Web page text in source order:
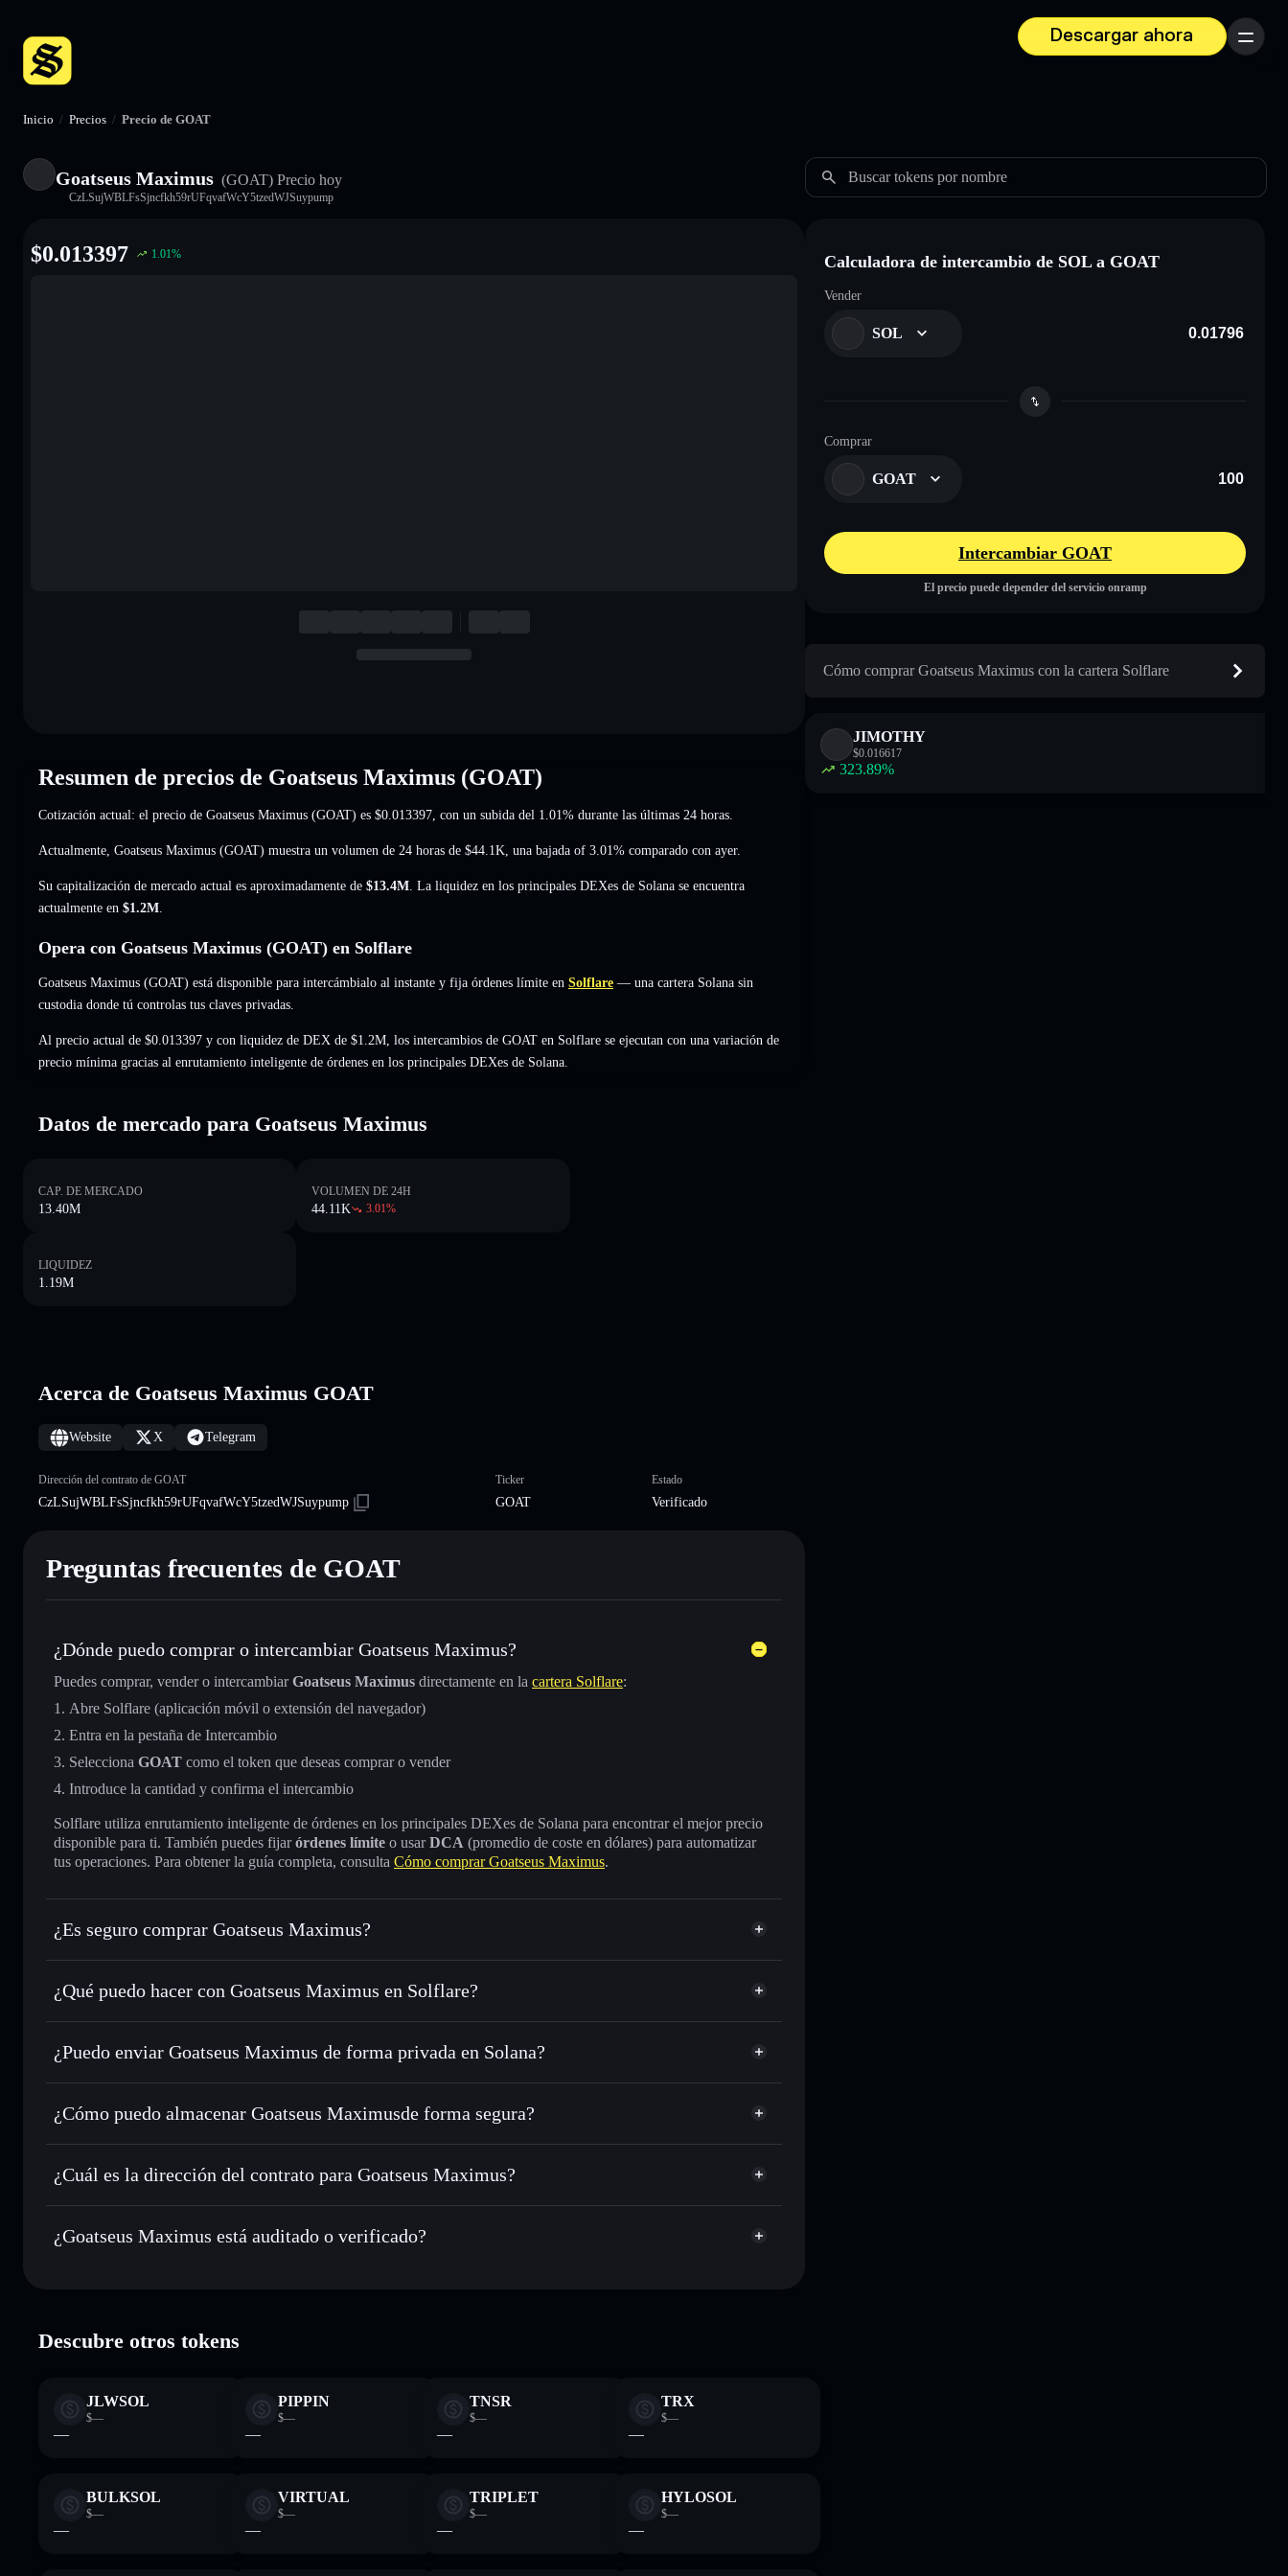
Descargar ahora
Menú
Inicio / Precios / Precio de GOAT
Goatseus Maximus (GOAT) Precio hoy
CzLSujWBLFsSjncfkh59rUFqvafWcY5tzedWJSuypump
Buscar tokens por nombre
$0.013397 1.01%
Resumen de precios de Goatseus Maximus (GOAT)
Cotización actual: el precio de Goatseus Maximus (GOAT) es $0.013397 , con un subida del 1.01% durante las últimas 24 horas.
Actualmente, Goatseus Maximus (GOAT) muestra un volumen de 24 horas de $44.1K una bajada of 3.01% comparado con ayer.
Su capitalización de mercado actual es aproximadamente de $13.4M . La liquidez en los principales DEXes de Solana se encuentra
actualmente en $1.2M
Opera con Goatseus Maximus (GOAT) en Solflare
Goatseus Maximus (GOAT) está disponible para intercámbialo al instante y fija órdenes límite en Solflare — una cartera Solana sin
custodia donde tú controlas tus claves privadas.
Al precio actual de $0.013397 y con liquidez de DEX de $1.2M, los intercambios de GOAT en Solflare se ejecutan con una variación de
precio mínima gracias al enrutamiento inteligente de órdenes en los principales DEXes de Solana.
Datos de mercado para Goatseus Maximus
CAP. DE MERCADO
13.40M
VOLUMEN DE 24H
44.11K 3.01%
LIQUIDEZ
1.19M
Acerca de Goatseus Maximus GOAT
Website X Telegram
Dirección del contrato de GOAT
CzLSujWBLFsSjncfkh59rUFqvafWcY5tzedWJSuypump
Ticker
GOAT
Estado
Verificado
Preguntas frecuentes de GOAT
¿Dónde puedo comprar o intercambiar Goatseus Maximus?
Puedes comprar, vender o intercambiarGoatseus Maximus directamente en la cartera Solflare:
Abre Solflare (aplicación móvil o extensión del navegador)
Entra en la pestaña de Intercambio
Selecciona GOAT como el token que deseas comprar o vender
Introduce la cantidad y confirma el intercambio
Solflare utiliza enrutamiento inteligente de órdenes en los principales DEXes de Solana para encontrar el mejor precio
disponible para ti. También puedes fijarórdenes límite o usarDCA (promedio de coste en dólares) para automatizar
tus operaciones. Para obtener la guía completa, consulta Cómo comprar Goatseus Maximus.
¿Es seguro comprar Goatseus Maximus?
Goatseus Maximus token verificado
¿Qué puedo hacer con Goatseus Maximus en Solflare?
Goatseus Maximus
cartera de Solflare
Intercambiar al instante: operar con GOAT para SOL, USDC o miles de otros tokens de Solana con enrutamiento
Utilizar DCA: promedio de coste en dólares en GOAT a lo largo del tiempo
Enviar de forma privada: transferir GOAT sin vincular públicamente las carteras usando el agregador de
privacidad integrado de Solflare
Holdear de forma segura: almacenar GOAT en una cartera sin custodia donde tú controla tus claves privadas
¿Puedo enviar Goatseus Maximus de forma privada en Solana?
cartera de Solflare
agregador de privacidad
Goatseus Maximus
¿Cómo puedo almacenar Goatseus Maximusde forma segura?
Goatseus Maximus cartera sin custodia Solflare
¿Cuál es la dirección del contrato para Goatseus Maximus?
Goatseus Maximus
CzLSujWBLFsSjncfkh59rUFqvafWcY5tzedWJSuypump
cartera Solflare
¿Goatseus Maximus está auditado o verificado?
Descubre otros tokens
JLWSOL
$—
—
PIPPIN
$—
—
TNSR
$—
—
TRX
$—
—
BULKSOL
$—
—
VIRTUAL
$—
—
TRIPLET
$—
—
HYLOSOL
$—
—
Calculadora de intercambio de SOL a GOAT
Vender
SOL
Comprar
GOAT
Intercambiar GOAT
El precio puede depender del servicio onramp
Cómo comprar Goatseus Maximus con la cartera Solflare
JIMOTHY
$0.016617
323.89%